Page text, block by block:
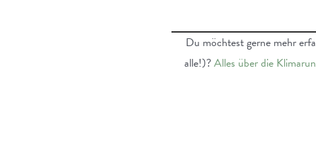
Du möchtest gerne mehr
alle!)?Alles über die